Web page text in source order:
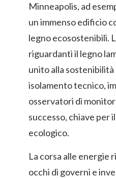
Minneapolis, ad
un immenso edificio
legno ecosostenibili.
riguardanti il legno
unito alla sostenibilità
isolamento tecnico,
osservatori di
successo, chiave per
ecologico.
La corsa alle energie
occhi di governi e